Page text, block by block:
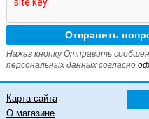
Нажав кнопку Отправить
персональных данных согласно
Карта сайта
О магазине